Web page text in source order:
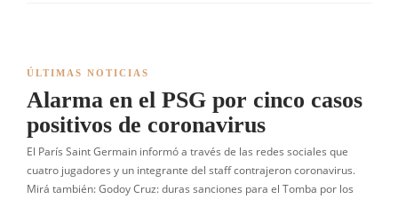
ÚLTIMAS NOTICIAS
Alarma en el PSG por cinco casos
positivos de coronavirus
El París Saint Germain informó a través de las redes sociales que
cuatro jugadores y un integrante del staff contrajeron coronavirus.
Mirá también: Godoy Cruz: duras sanciones para el Tomba por los